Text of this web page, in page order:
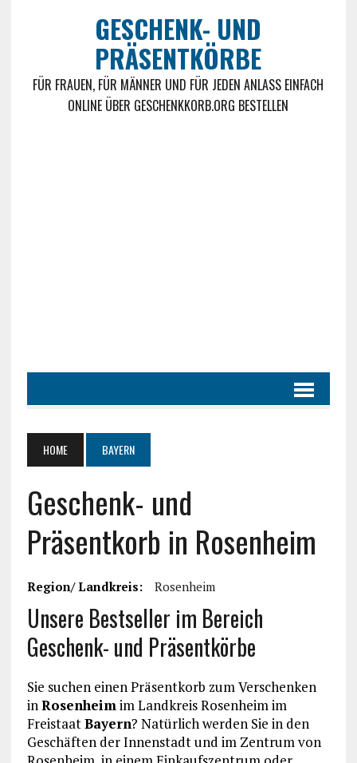
GESCHENK- UND
PRÄSENTKÖRBE
FÜR FRAUEN, FÜR MÄNNER UND FÜR JEDEN ANLASS EINFACH
ONLINE ÜBER GESCHENKKORB.ORG BESTELLEN
HOME BAYERN
Geschenk- und
Präsentkorb in Rosenheim
Region/ Landkreis: Rosenheim
Unsere Bestseller im Bereich
Geschenk- und Präsentkörbe
Sie suchen einen Präsentkorb zum Verschenken
inRosenheimim Landkreis Rosenheim im
FreistaatBayern? Natürlich werden Sie in den
Geschäften der Innenstadt und im Zentrum von